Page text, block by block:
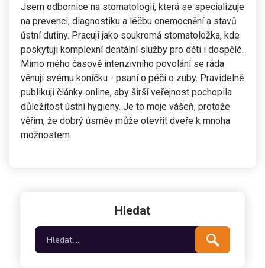
Jsem odbornice na stomatologii, která se specializuje
na prevenci, diagnostiku a léčbu onemocnění a stavů
ústní dutiny. Pracuji jako soukromá stomatoložka, kde
poskytuji komplexní dentální služby pro děti i dospělé.
Mimo mého časově intenzivního povolání se ráda
věnuji svému koníčku - psaní o péči o zuby. Pravidelně
publikuji články online, aby širší veřejnost pochopila
důležitost ústní hygieny. Je to moje vášeň, protože
věřím, že dobrý úsměv může otevřít dveře k mnoha
možnostem.
Hledat